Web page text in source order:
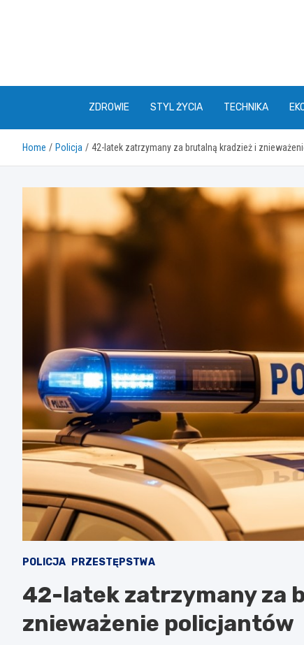
ZDROWIE STYL ŻYCIA TECHNIKA
Home Policja 42-latek zatrzymany za brutalną kradzież i
POLICJA PRZESTĘPSTWA
42-latek zatrzymany za
znieważenie policjantów